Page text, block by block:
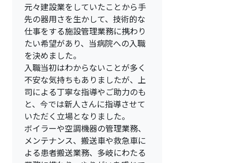
元々建設業をしていたことから手
先の器用さを生かして、技術的な
仕事をする施設管理業務に携わり
たい希望があり、当病院への入職
を決めました。
入職当初はわからないことが多く
不安な気持ちもありましたが、上
司による丁寧な指導やご助力のも
と、今では新人さんに指導させて
いただく立場となりました。
ボイラーや空調機器の管理業務、
メンテナンス、搬送車や救急車に
よる患者搬送業務、多岐にわたる